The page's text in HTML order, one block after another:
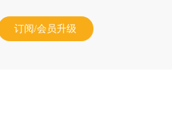
订阅/会员升级